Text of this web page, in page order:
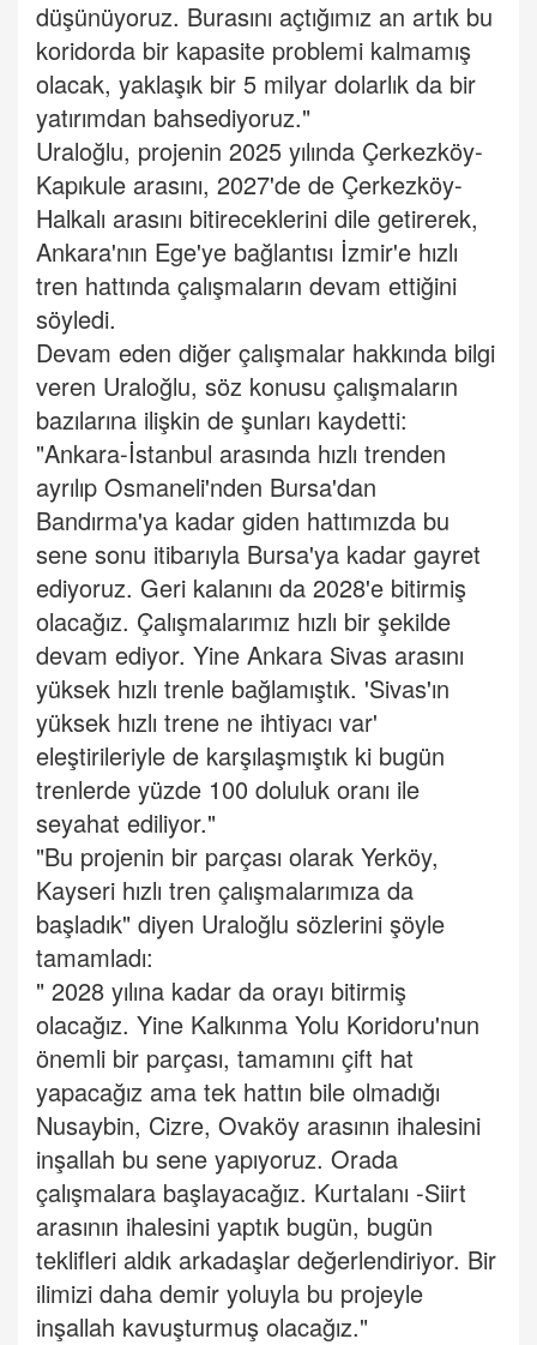
düşünüyoruz. Burasını açtığımız an artık bu
koridorda bir kapasite problemi kalmamış
olacak, yaklaşık bir 5 milyar dolarlık da bir
yatırımdan bahsediyoruz."
Uraloğlu, projenin 2025 yılında Çerkezköy-
Kapıkule arasını, 2027'de de Çerkezköy-
Halkalı arasını bitireceklerini dile getirerek,
Ankara'nın Ege'ye bağlantısı İzmir'e hızlı
tren hattında çalışmaların devam ettiğini
söyledi.
Devam eden diğer çalışmalar hakkında bilgi
veren Uraloğlu, söz konusu çalışmaların
bazılarına ilişkin de şunları kaydetti:
"Ankara-İstanbul arasında hızlı trenden
ayrılıp Osmaneli'nden Bursa'dan
Bandırma'ya kadar giden hattımızda bu
sene sonu itibarıyla Bursa'ya kadar gayret
ediyoruz. Geri kalanını da 2028'e bitirmiş
olacağız. Çalışmalarımız hızlı bir şekilde
devam ediyor. Yine Ankara Sivas arasını
yüksek hızlı trenle bağlamıştık. 'Sivas'ın
yüksek hızlı trene ne ihtiyacı var'
eleştirileriyle de karşılaşmıştık ki bugün
trenlerde yüzde 100 doluluk oranı ile
seyahat ediliyor."
"Bu projenin bir parçası olarak Yerköy,
Kayseri hızlı tren çalışmalarımıza da
başladık" diyen Uraloğlu sözlerini şöyle
tamamladı:
" 2028 yılına kadar da orayı bitirmiş
olacağız. Yine Kalkınma Yolu Koridoru'nun
önemli bir parçası, tamamını çift hat
yapacağız ama tek hattın bile olmadığı
Nusaybin, Cizre, Ovaköy arasının ihalesini
inşallah bu sene yapıyoruz. Orada
çalışmalara başlayacağız. Kurtalanı -Siirt
arasının ihalesini yaptık bugün, bugün
teklifleri aldık arkadaşlar değerlendiriyor. Bir
ilimizi daha demir yoluyla bu projeyle
inşallah kavuşturmuş olacağız."